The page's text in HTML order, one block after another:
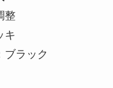
整
キ
ラック